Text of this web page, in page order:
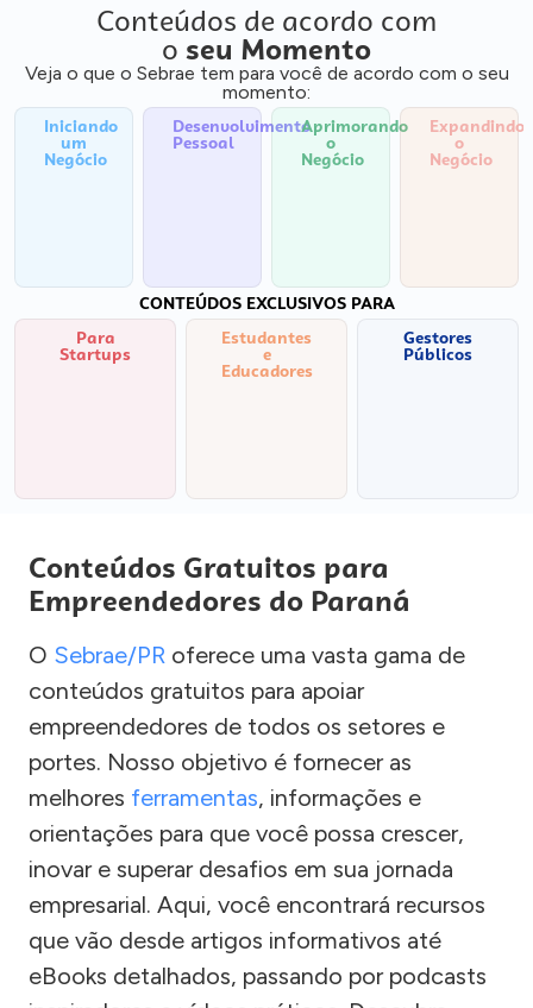
Conteúdos de acordo com
o seu Momento
Veja o que o Sebrae tem para você de acordo com o seu
momento:
Iniciando
um
Negócio
Desenvolvimento
Pessoal
Aprimorando
o
Negócio
Expandindo
o
Negócio
CONTEÚDOS EXCLUSIVOS PARA
Para
Startups
Estudantes
e
Educadores
Gestores
Públicos
Conteúdos Gratuitos para
Empreendedores do Paraná
O Sebrae/PR oferece uma vasta gama de
conteúdos gratuitos para apoiar
empreendedores de todos os setores e
portes. Nosso objetivo é fornecer as
melhores ferramentas, informações e
orientações para que você possa crescer,
inovar e superar desafios em sua jornada
empresarial. Aqui, você encontrará recursos
que vão desde artigos informativos até
eBooks detalhados, passando por podcasts